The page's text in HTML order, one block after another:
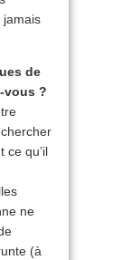
jamais
de
vous ?
ce qu’il
ne
(à